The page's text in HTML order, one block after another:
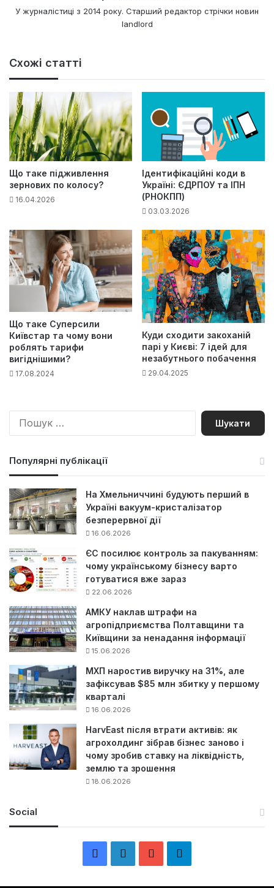
У журналістиці з 2014 року. Старший редактор стрічки новин
landlord
Схожі статті
Що таке підживлення
зернових по колосу?
16.04.2026
Ідентифікаційні коди в
Україні: ЄДРПОУ та ІПН
(РНОКПП)
03.03.2026
Що таке Суперсили
Київстар та чому вони
роблять тарифи
вигіднішими?
17.08.2024
Куди сходити закоханій
парі у Києві: 7 ідей для
незабутнього побачення
29.04.2025
П
Популярні публікації
На Хмельниччині будують перший в
Україні вакуум-кристалізатор
безперервної дії
16.06.2026
ЄС посилює контроль за пакуванням:
чому українському бізнесу варто
готуватися вже зараз
22.06.2026
АМКУ наклав штрафи на
агропідприємства Полтавщини та
Київщини за ненадання інформації
15.06.2026
МХП наростив виручку на 31%, але
зафіксував $85 млн збитку у першому
кварталі
16.06.2026
HarvEast після втрати активів: як
агрохолдинг зібрав бізнес заново і
чому зробив ставку на ліквідність,
землю та зрошення
18.06.2026
Social